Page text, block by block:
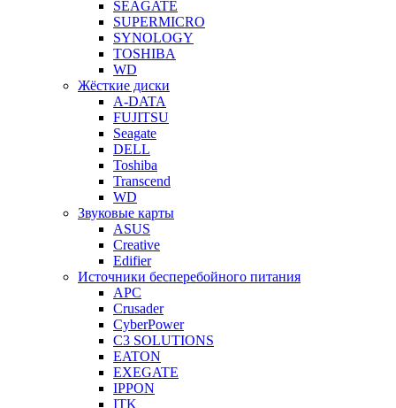
SEAGATE
SUPERMICRO
SYNOLOGY
TOSHIBA
WD
Жёсткие диски
A-DATA
FUJITSU
Seagate
DELL
Toshiba
Transcend
WD
Звуковые карты
ASUS
Creative
Edifier
Источники бесперебойного питания
APC
Crusader
CyberPower
C3 SOLUTIONS
EATON
EXEGATE
IPPON
ITK